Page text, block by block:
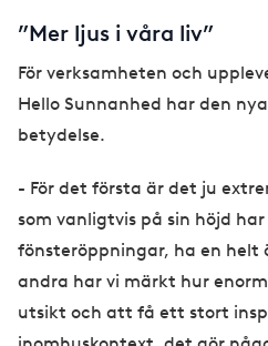
”Mer ljus i våra liv”
För verksamheten och
Hello Sunnanhed har den
betydelse.
- För det första är det ju
som vanligtvis på sin höjd
fönsteröppningar, ha en helt
andra har vi märkt hur
utsikt och att få ett stort